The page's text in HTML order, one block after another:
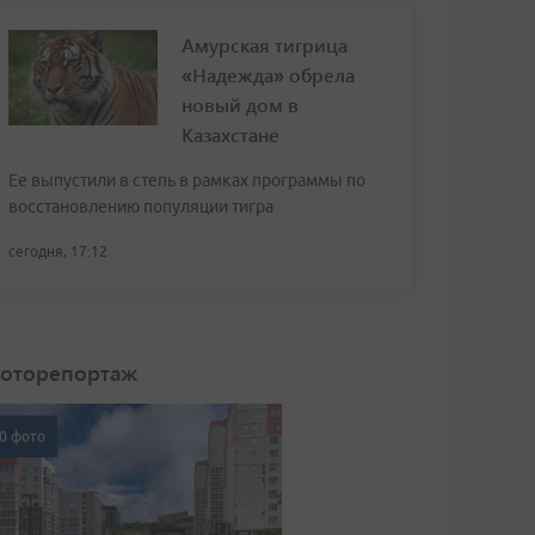
Амурская тигрица
«Надежда» обрела
новый дом в
Казахстане
Ее выпустили в степь в рамках программы по
восстановлению популяции тигра
сегодня, 17:12
фото